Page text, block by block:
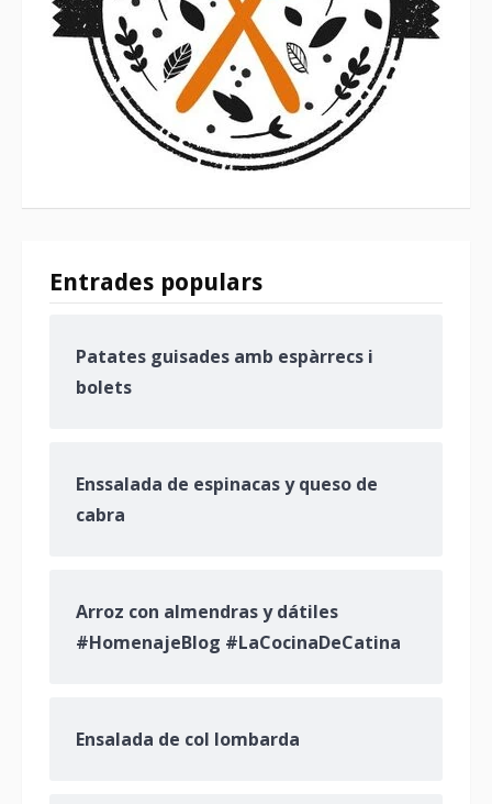
Entrades populars
Patates guisades amb espàrrecs i
bolets
Enssalada de espinacas y queso de
cabra
Arroz con almendras y dátiles
#HomenajeBlog #LaCocinaDeCatina
Ensalada de col lombarda